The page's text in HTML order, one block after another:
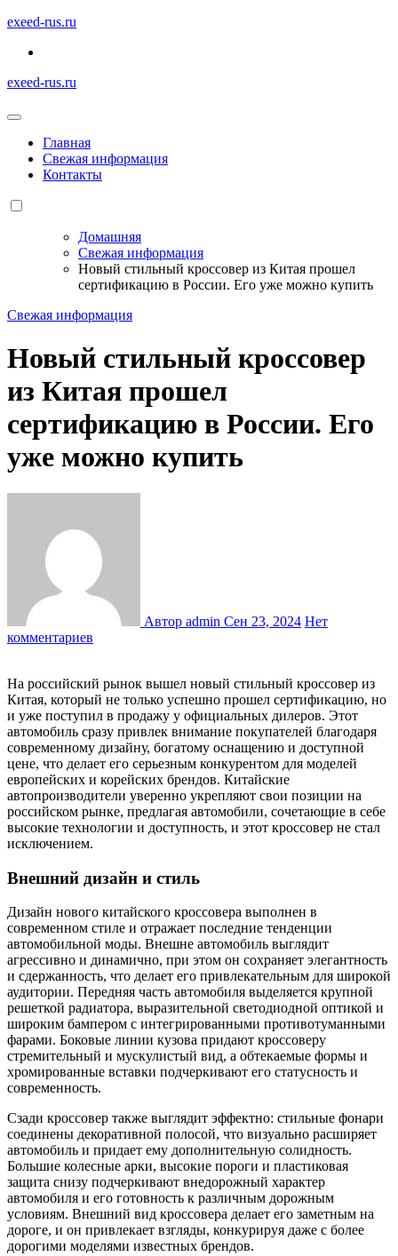
Перейти
содержимому
exeed-rus.ru
exeed-rus.ru
Главная
Свежая информация
Контакты
Домашняя
Свежая информация
Новый стильный кроссовер из Китая прошел
сертификацию в России. Его уже можно купить
Свежая информация
Новый стильный кроссовер
из Китая прошел
сертификацию в России. Его
уже можно купить
Автор admin Сен 23, 2024 Нет
комментариев
На российский рынок вышел новый стильный кроссовер из
Китая, который не только успешно прошел сертификацию, но
и уже поступил в продажу у официальных дилеров. Этот
автомобиль сразу привлек внимание покупателей благодаря
современному дизайну, богатому оснащению и доступной
цене, что делает его серьезным конкурентом для моделей
европейских и корейских брендов. Китайские
автопроизводители уверенно укрепляют свои позиции на
российском рынке, предлагая автомобили, сочетающие в себе
высокие технологии и доступность, и этот кроссовер не стал
исключением.
Внешний дизайн и стиль
Дизайн нового китайского кроссовера выполнен в
современном стиле и отражает последние тенденции
автомобильной моды. Внешне автомобиль выглядит
агрессивно и динамично, при этом он сохраняет элегантность
и сдержанность, что делает его привлекательным для широкой
аудитории. Передняя часть автомобиля выделяется крупной
решеткой радиатора, выразительной светодиодной оптикой и
широким бампером с интегрированными противотуманными
фарами. Боковые линии кузова придают кроссоверу
стремительный и мускулистый вид, а обтекаемые формы и
хромированные вставки подчеркивают его статусность и
современность.
Сзади кроссовер также выглядит эффектно: стильные фонари
соединены декоративной полосой, что визуально расширяет
автомобиль и придает ему дополнительную солидность.
Большие колесные арки, высокие пороги и пластиковая
защита снизу подчеркивают внедорожный характер
автомобиля и его готовность к различным дорожным
условиям. Внешний вид кроссовера делает его заметным на
дороге, и он привлекает взгляды, конкурируя даже с более
дорогими моделями известных брендов.